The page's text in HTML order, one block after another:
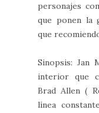
personajes
que ponen la
que
Sinopsis: Jan
interior que
Brad Allen (
línea